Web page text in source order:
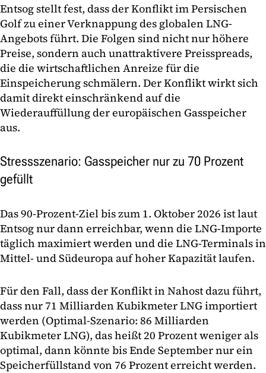
Entsog stellt fest, dass der Konflikt im Persischen
Golf zu einer Verknappung des globalen LNG-
Angebots führt. Die Folgen sind nicht nur höhere
Preise, sondern auch unattraktivere Preisspreads,
die die wirtschaftlichen Anreize für die
Einspeicherung schmälern. Der Konflikt wirkt sich
damit direkt einschränkend auf die
Wiederauffüllung der europäischen Gasspeicher
aus.
Stressszenario: Gasspeicher nur zu 70 Prozent
gefüllt
Das 90-Prozent-Ziel bis zum 1. Oktober 2026 ist laut
Entsog nur dann erreichbar, wenn die LNG-Importe
täglich maximiert werden und die LNG-Terminals in
Mittel- und Südeuropa auf hoher Kapazität laufen.
Für den Fall, dass der Konflikt in Nahost dazu führt,
dass nur 71 Milliarden Kubikmeter LNG importiert
werden (Optimal-Szenario: 86 Milliarden
Kubikmeter LNG), das heißt 20 Prozent weniger als
optimal, dann könnte bis Ende September nur ein
Speicherfüllstand von 76 Prozent erreicht werden.